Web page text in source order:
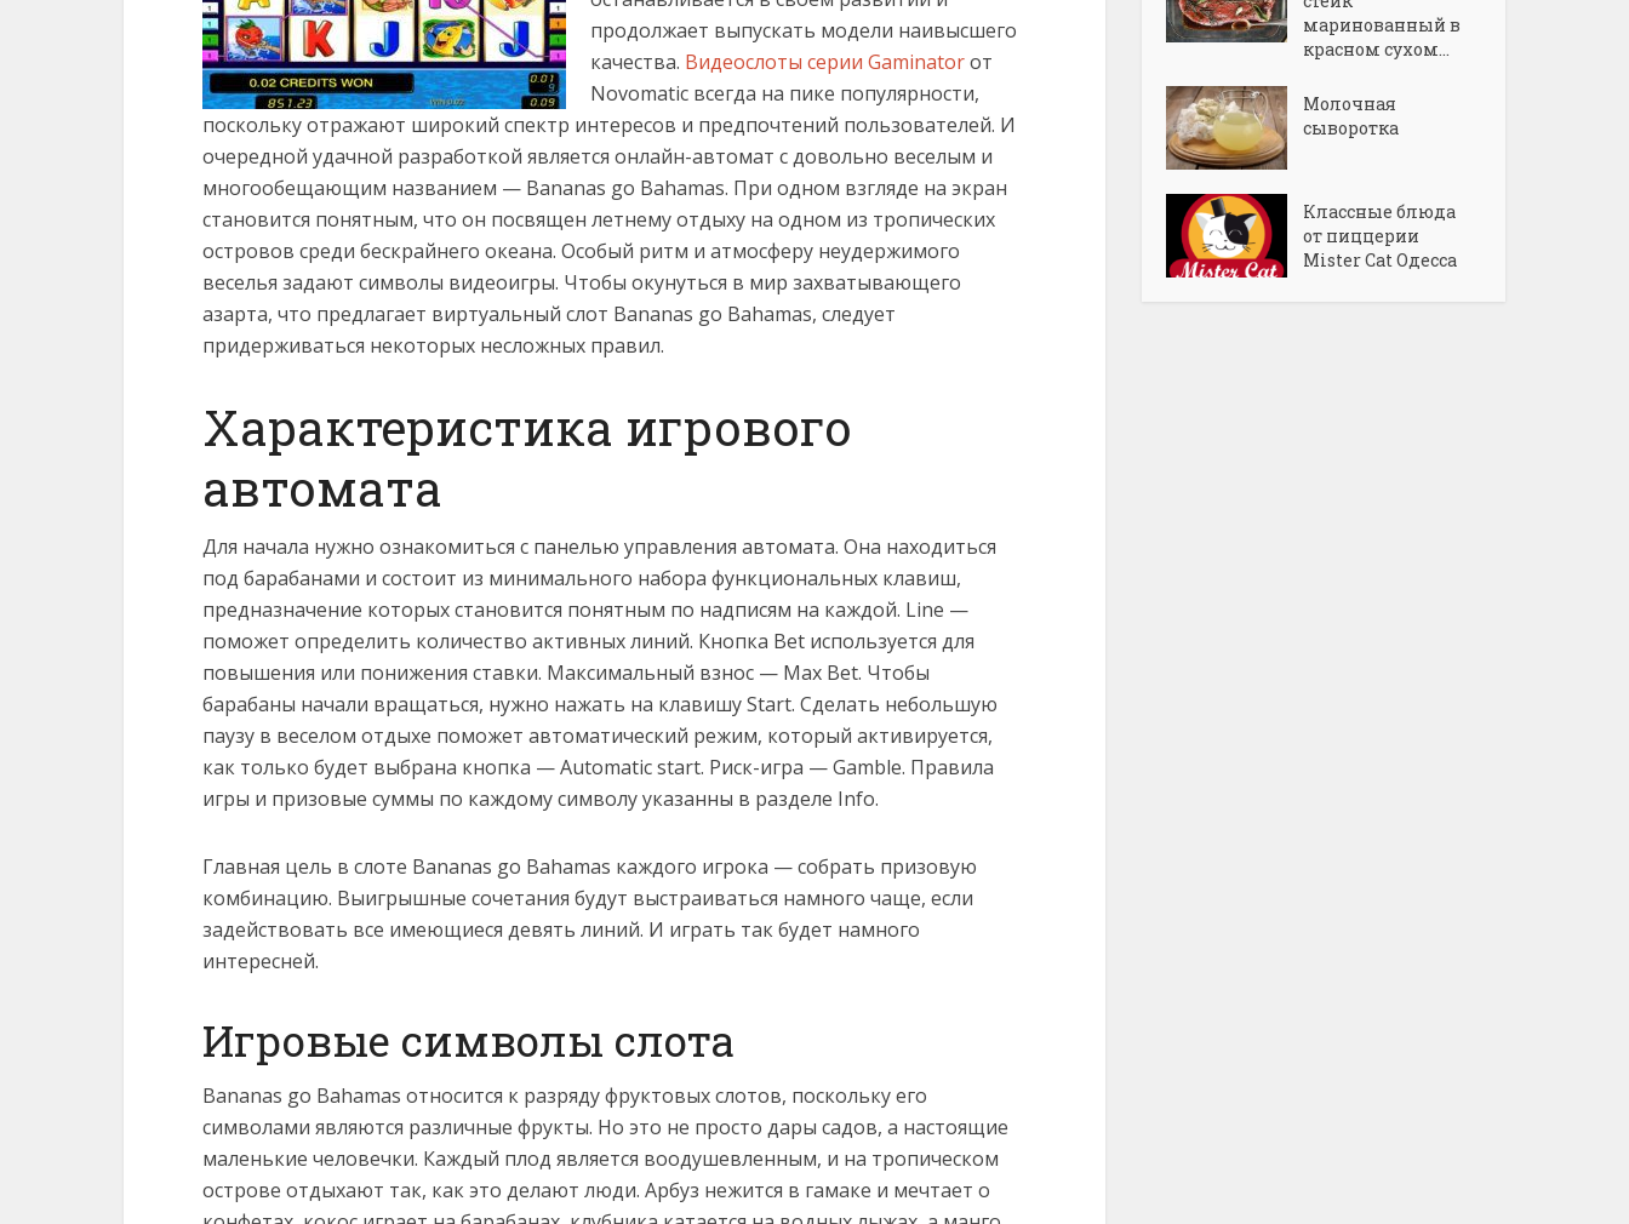
продолжает выпускать модели наивысшего
качества. Видеослоты серии Gaminatorот
Novomatic всегда на пике популярности,
поскольку отражают широкий спектр интересов и предпочтений пользователей. И
очередной удачной разработкой является онлайн-автомат с довольно веселым и
многообещающим названием — Вananas go Вahamas. При одном взгляде на экран
становится понятным, что он посвящен летнему отдыху на одном из тропических
островов среди бескрайнего океана. Особый ритм и атмосферу неудержимого
веселья задают символы видеоигры. Чтобы окунуться в мир захватывающего
азарта, что предлагает виртуальный слот Вananas go Вahamas, следует
придерживаться некоторых несложных правил.
Характеристика игрового
автомата
Для начала нужно ознакомиться с панелью управления автомата. Она находиться
под барабанами и состоит из минимального набора функциональных клавиш,
предназначение которых становится понятным по надписям на каждой. Line —
поможет определить количество активных линий. Кнопка Bet используется для
повышения или понижения ставки. Максимальный взнос — Max Bet. Чтобы
барабаны начали вращаться, нужно нажать на клавишу Start. Сделать небольшую
паузу в веселом отдыхе поможет автоматический режим, который активируется,
как только будет выбрана кнопка — Automatic start. Риск-игра — Gamble. Правила
игры и призовые суммы по каждому символу указанны в разделе Info.
Главная цель в слоте Вananas go Вahamas каждого игрока — собрать призовую
комбинацию. Выигрышные сочетания будут выстраиваться намного чаще, если
задействовать все имеющиеся девять линий. И играть так будет намного
интересней.
Игровые символы слота
Вananas go Вahamas относится к разряду фруктовых слотов, поскольку его
символами являются различные фрукты. Но это не просто дары садов, а настоящие
маленькие человечки. Каждый плод является воодушевленным, и на тропическом
острове отдыхают так, как это делают люди. Арбуз нежится в гамаке и мечтает о
маринованный в
красном сухом...
Молочная
сыворотка
Классные блюда
от пиццерии
Mister Cat Одесса